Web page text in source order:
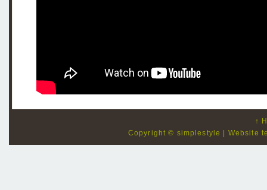
↑
Copyright © simplestyle | Website